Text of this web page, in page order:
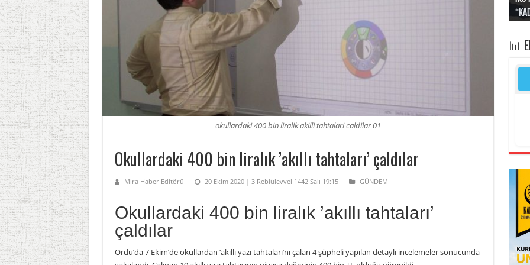
okullardaki 400 bin liralik akilli tahtalari caldilar 01
Okullardaki 400 bin liralık ’akıllı tahtaları’ çaldılar
Mira Haber Editörü 20 Ekim 2020 | 3 Rebiülevvel 1442 Salı 19:15 GÜNDEM
Okullardaki 400 bin liralık ’akıllı tahtaları’
çaldılar
Ordu’da 7 Ekim’de okullardan ‘akıllı yazı tahtaları’nı çalan 4 şüpheli yapılan detaylı incelemeler sonucunda
📊